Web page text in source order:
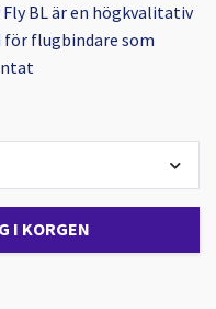
Fly BL är en högkvalitativ
flugbindare som
I KORGEN